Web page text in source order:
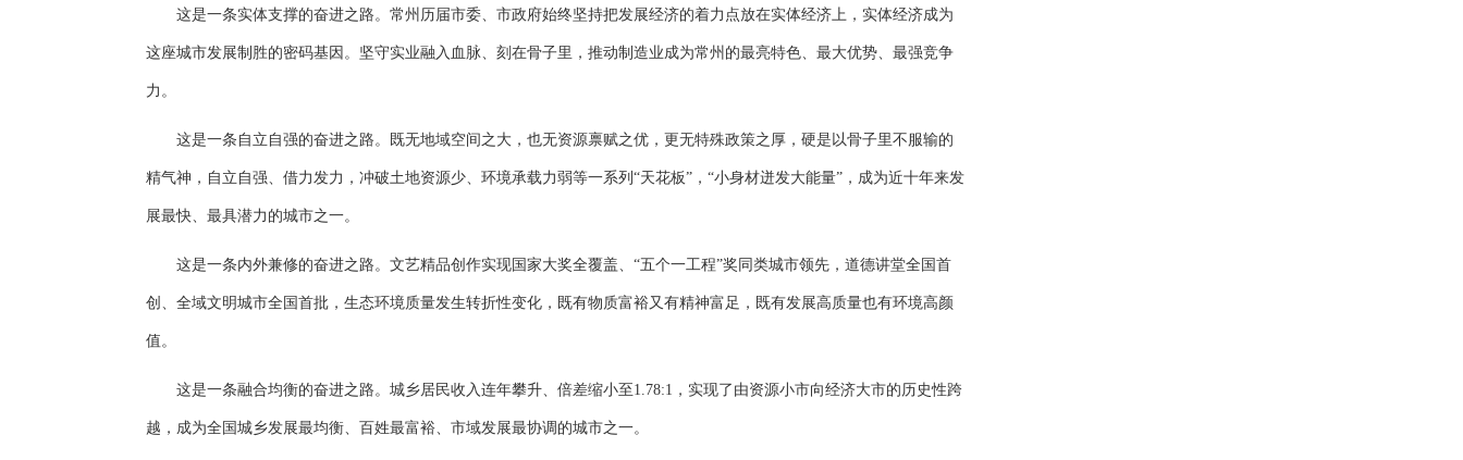
这是一条实体支撑的奋进之路。常州历届市委、市政府始终坚持把发展经济的着力点放在实体经济上，实体经济成为
这座城市发展制胜的密码基因。坚守实业融入血脉、刻在骨子里，推动制造业成为常州的最亮特色、最大优势、最强竞争
力。
这是一条自立自强的奋进之路。既无地域空间之大，也无资源禀赋之优，更无特殊政策之厚，硬是以骨子里不服输的
精气神，自立自强、借力发力，冲破土地资源少、环境承载力弱等一系列“天花板”，“小身材迸发大能量”，成为近十年来发
展最快、最具潜力的城市之一。
这是一条内外兼修的奋进之路。文艺精品创作实现国家大奖全覆盖、“五个一工程”奖同类城市领先，道德讲堂全国首
创、全域文明城市全国首批，生态环境质量发生转折性变化，既有物质富裕又有精神富足，既有发展高质量也有环境高颜
值。
这是一条融合均衡的奋进之路。城乡居民收入连年攀升、倍差缩小至1.78:1，实现了由资源小市向经济大市的历史性跨
越，成为全国城乡发展最均衡、百姓最富裕、市域发展最协调的城市之一。